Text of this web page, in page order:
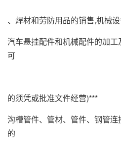
、焊材和劳防用品的销售,机械设
汽车悬挂配件和机械配件的加
可
的须凭或批准文件经营)***
沟槽管件、管材、管件、钢管
的